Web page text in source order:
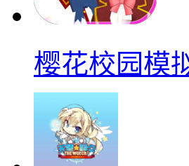
樱花校园模